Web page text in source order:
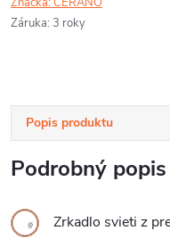
Záruka: 3 roky
Popis produktu
Podrobný popis
Zrkadlo svieti z